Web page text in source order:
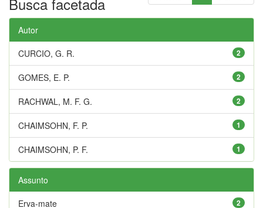
Autor
2
CURCIO, G. R.
2
GOMES, E. P.
2
RACHWAL, M. F. G.
1
CHAIMSOHN, F. P.
1
CHAIMSOHN, P. F.
Assunto
2
Erva-mate